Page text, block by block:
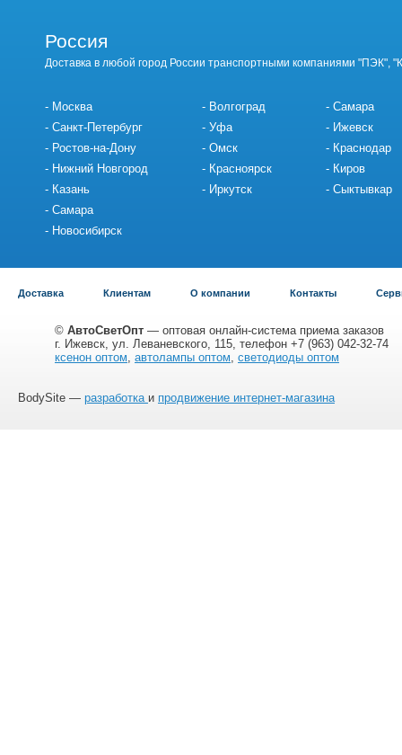
Россия
Доставка в любой город России транспортными компаниями "ПЭК",
Москва
Санкт-Петербург
Ростов-на-Дону
Нижний Новгород
Казань
Самара
Новосибирск
Волгоград
Уфа
Омск
Красноярск
Иркутск
Самара
Ижевск
Краснодар
Киров
Сыктывкар
Доставка Клиентам О компании Контакты
© АвтоСветОпт — оптовая онлайн-система приема заказов
г. Ижевск, ул. Леваневского, 115, телефон +7 (963) 042-32-74
ксенон оптом, автолампы оптом, светодиоды оптом
BodySite — разработка и продвижение интернет-магазина